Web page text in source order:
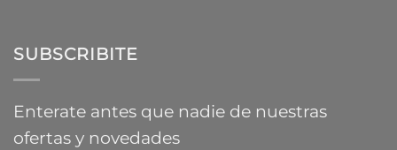
SUBSCRIBITE
Enterate antes que nadie de nuestras
ofertas y novedades